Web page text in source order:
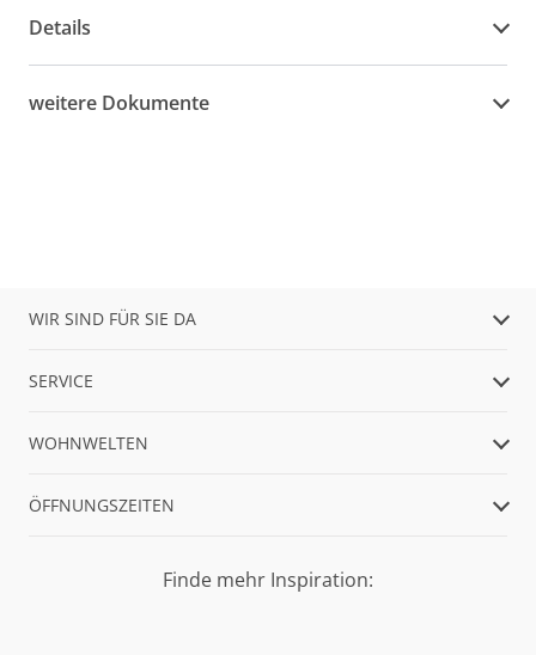
Details
weitere Dokumente
WIR SIND FÜR SIE DA
SERVICE
WOHNWELTEN
ÖFFNUNGSZEITEN
Finde mehr Inspiration: